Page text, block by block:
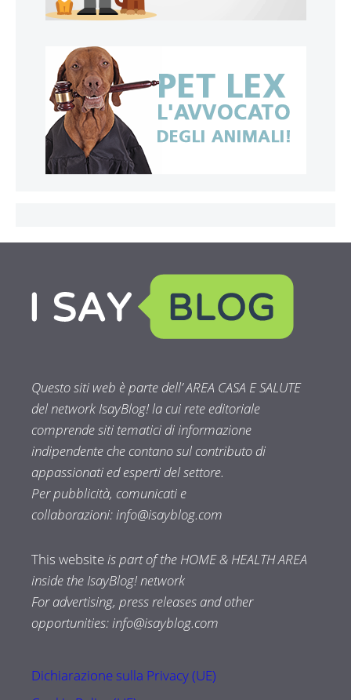
Questo siti web è parte dell’ AREA CASA E SALUTE
del network IsayBlog! la cui rete editoriale
comprende siti tematici di informazione
indipendente che contano sul contributo di
appassionati ed esperti del settore.
Per pubblicità, comunicati e
collaborazioni: info@isayblog.com
This website is part of the HOME & HEALTH AREA
inside the IsayBlog! network
For advertising, press releases and other
opportunities: info@isayblog.com
Dichiarazione sulla Privacy (UE)